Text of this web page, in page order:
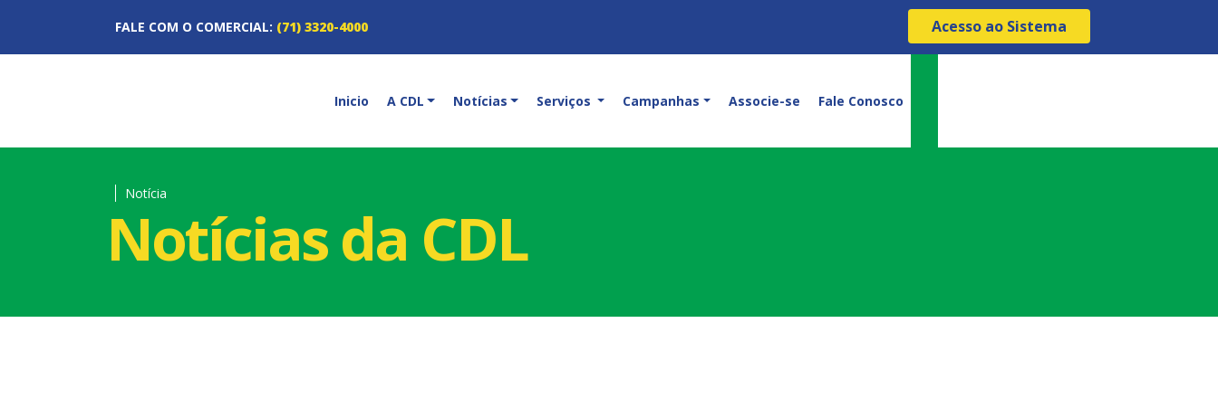
FALE COM O COMERCIAL: (71) 3320-4000 Acesso ao Sistema
Inicio A CDL Notícias Serviços Campanhas Associe-se Fale Conosco
Notícia
Notícias da CDL